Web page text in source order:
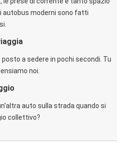
autobus moderni sono fatti
a sedere in pochi secondi. Tu
noi.
auto sulla strada quando si
collettivo?